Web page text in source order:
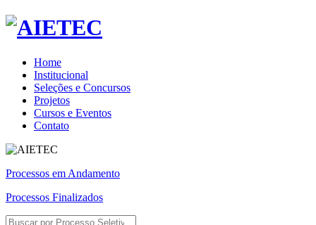
Home
Institucional
Seleções e Concursos
Projetos
Cursos e Eventos
Contato
Processos em Andamento
Processos Finalizados